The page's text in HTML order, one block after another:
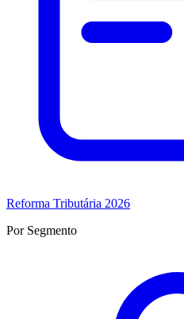
Reforma Tributária 2026
Por Segmento